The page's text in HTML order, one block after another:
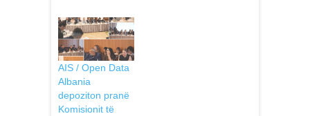
AIS / Open Data
Albania
depoziton pranë
Komisionit të